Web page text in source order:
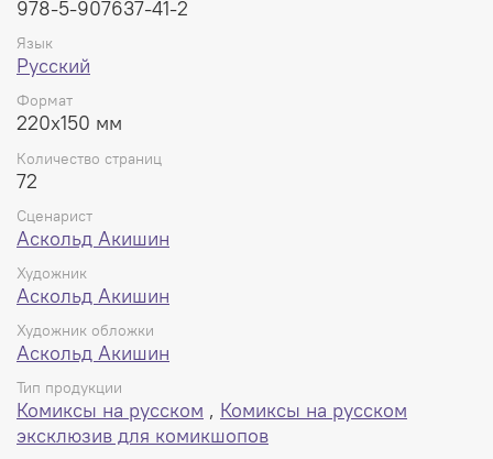
всмотреться в кадры комикса. История заставляет
задуматься, хочется пересмотреть. Это хорошо, когда
увиденное не оставляет тебя равнодушным к
978-5-907637-41-2
Язык
Русский
Формат
220x150 мм
Количество страниц
72
Сценарист
Аскольд Акишин
Художник
Аскольд Акишин
Художник обложки
Аскольд Акишин
Тип продукции
Комиксы на русском , Комиксы на русском
эксклюзив для комикшопов